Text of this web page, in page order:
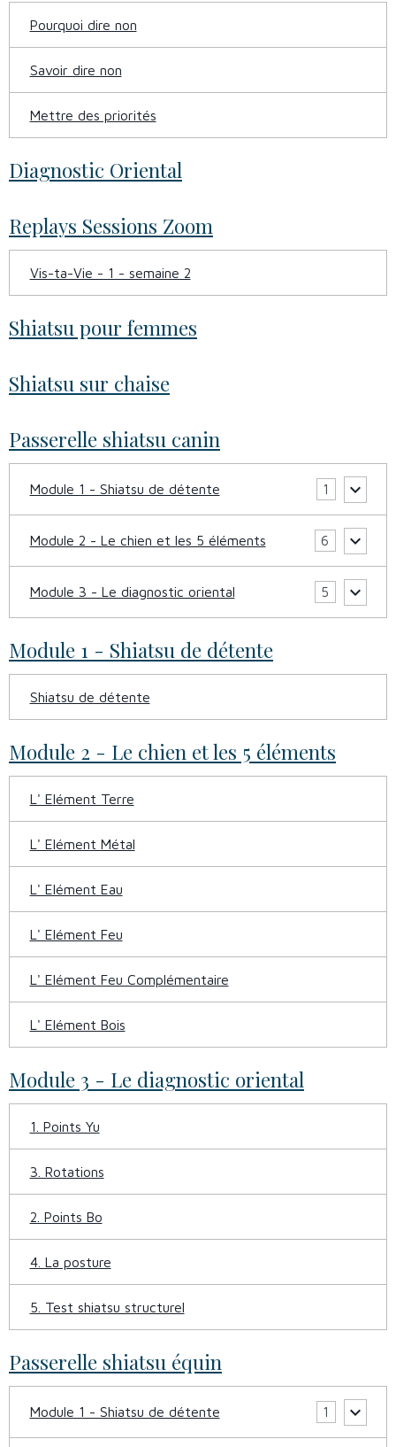
Pourquoi dire non
Savoir dire non
Mettre des priorités
Diagnostic Oriental
Replays Sessions Zoom
Vis-ta-Vie - 1 - semaine 2
Shiatsu pour femmes
Shiatsu sur chaise
Passerelle shiatsu canin
Module 1 - Shiatsu de détente 1
Module 2 - Le chien et les 5 éléments 6
Module 3 - Le diagnostic oriental 5
Module 1 - Shiatsu de détente
Shiatsu de détente
Module 2 - Le chien et les 5 éléments
L' Elément Terre
L' Elément Métal
L' Elément Eau
L' Elément Feu
L' Elément Feu Complémentaire
L' Elément Bois
Module 3 - Le diagnostic oriental
1. Points Yu
3. Rotations
2. Points Bo
4. La posture
5. Test shiatsu structurel
Passerelle shiatsu équin
Module 1 - Shiatsu de détente 1